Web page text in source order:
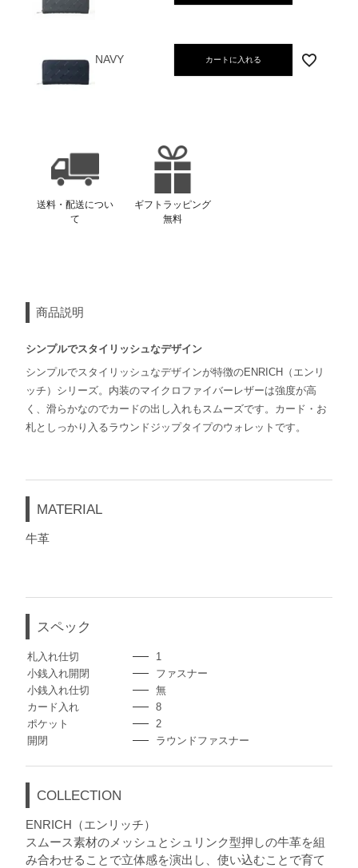
NAVY カートに入れる
送料・配送につい
て
ギフトラッピング
無料
商品説明
シンプルでスタイリッシュなデザイン
シンプルでスタイリッシュなデザインが特徴のENRICH（エンリ
ッチ）シリーズ。内装のマイクロファイバーレザーは強度が高
く、滑らかなのでカードの出し入れもスムーズです。カード・お
札としっかり入るラウンドジップタイプのウォレットです。
MATERIAL
牛革
スペック
札入れ仕切
1
小銭入れ開閉
ファスナー
小銭入れ仕切
無
カード入れ
8
ポケット
2
開閉
ラウンドファスナー
COLLECTION
ENRICH（エンリッチ）
スムース素材のメッシュとシュリンク型押しの牛革を組
み合わせることで立体感を演出し、使い込むことで育て